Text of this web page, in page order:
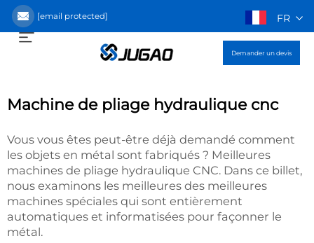
[email protected] FR
Demander un devis
Machine de pliage hydraulique cnc
Vous vous êtes peut-être déjà demandé comment
les objets en métal sont fabriqués ? Meilleures
machines de pliage hydraulique CNC. Dans ce billet,
nous examinons les meilleures des meilleures
machines spéciales qui sont entièrement
automatiques et informatisées pour façonner le
métal.